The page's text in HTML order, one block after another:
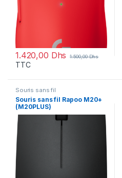
1.420,00 Dhs 1.500,00Dhs
TTC
Souris sans fil
Souris sans fil Rapoo M20+
(M20PLUS)